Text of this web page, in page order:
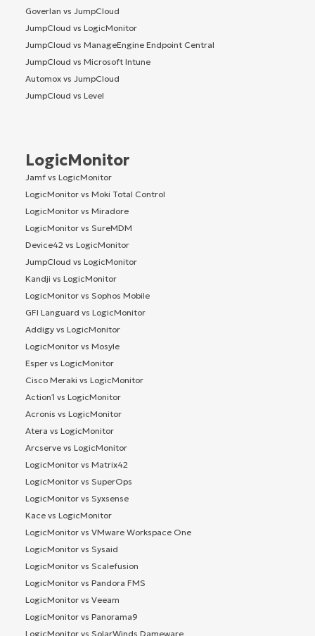
Goverlan vs JumpCloud
JumpCloud vs LogicMonitor
JumpCloud vs ManageEngine Endpoint Central
JumpCloud vs Microsoft Intune
Automox vs JumpCloud
JumpCloud vs Level
LogicMonitor
Jamf vs LogicMonitor
LogicMonitor vs Moki Total Control
LogicMonitor vs Miradore
LogicMonitor vs SureMDM
Device42 vs LogicMonitor
JumpCloud vs LogicMonitor
Kandji vs LogicMonitor
LogicMonitor vs Sophos Mobile
GFI Languard vs LogicMonitor
Addigy vs LogicMonitor
LogicMonitor vs Mosyle
Esper vs LogicMonitor
Cisco Meraki vs LogicMonitor
Action1 vs LogicMonitor
Acronis vs LogicMonitor
Atera vs LogicMonitor
Arcserve vs LogicMonitor
LogicMonitor vs Matrix42
LogicMonitor vs SuperOps
LogicMonitor vs Syxsense
Kace vs LogicMonitor
LogicMonitor vs VMware Workspace One
LogicMonitor vs Sysaid
LogicMonitor vs Scalefusion
LogicMonitor vs Pandora FMS
LogicMonitor vs Veeam
LogicMonitor vs Panorama9
LogicMonitor vs SolarWinds Dameware